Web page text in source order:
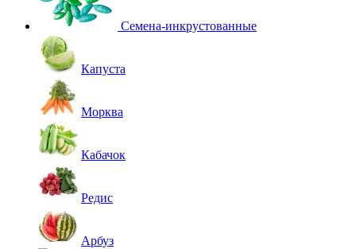
Семена-инкрустованные
Капуста
Морква
Кабачок
Редис
Арбуз